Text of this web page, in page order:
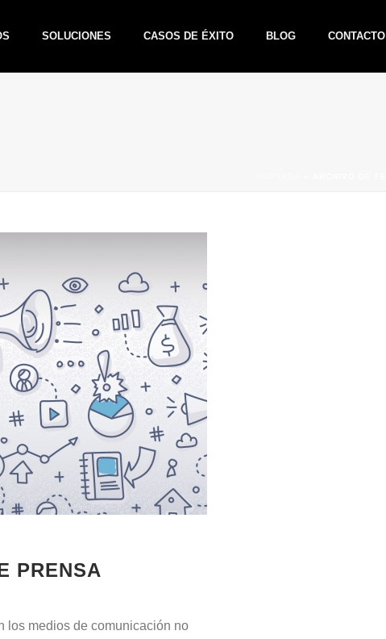
SOLUCIONES CASOS DE ÉXITO BLOG CONTACTO
PRENSA
los medios de comunicación no